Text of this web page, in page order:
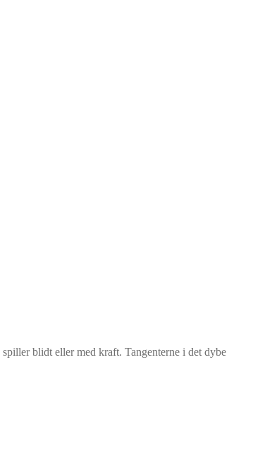
blidt eller med kraft. Tangenterne i det dybe